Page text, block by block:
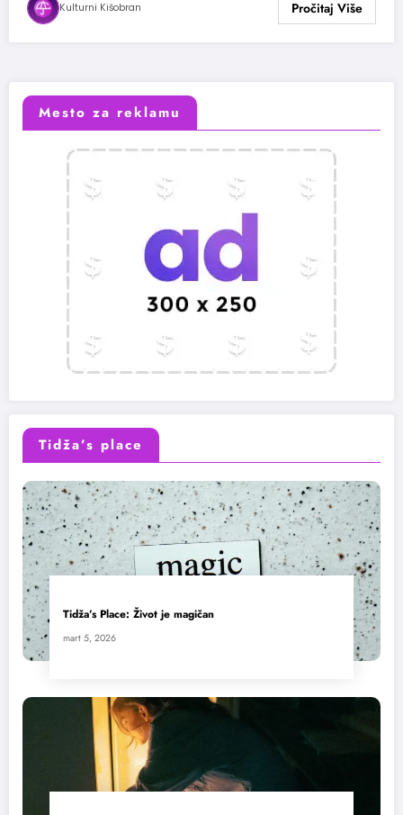
Kulturni Kišobran
Mesto za reklamu
Tidža’s place
Tidža’s Place: Život je magičan
mart 5, 2026